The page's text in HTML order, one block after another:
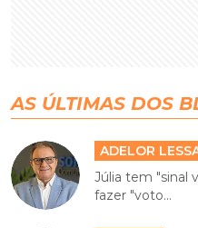
AS ÚLTIMAS DOS
ADELOR
Júlia tem "sinal
fazer "voto...